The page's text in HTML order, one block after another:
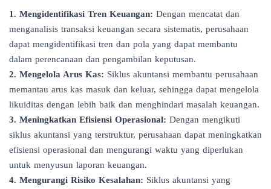
1. Mengidentifikasi Tren Keuangan: Dengan mencatat dan
menganalisis transaksi keuangan secara sistematis, perusahaan
dapat mengidentifikasi tren dan pola yang dapat membantu
dalam perencanaan dan pengambilan keputusan.
2. Mengelola Arus Kas: Siklus akuntansi membantu perusahaan
memantau arus kas masuk dan keluar, sehingga dapat mengelola
likuiditas dengan lebih baik dan menghindari masalah keuangan.
3. Meningkatkan Efisiensi Operasional: Dengan mengikuti
siklus akuntansi yang terstruktur, perusahaan dapat meningkatkan
efisiensi operasional dan mengurangi waktu yang diperlukan
untuk menyusun laporan keuangan.
4. Mengurangi Risiko Kesalahan: Siklus akuntansi yang